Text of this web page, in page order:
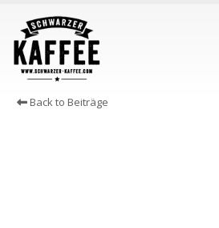
Back to Beiträge